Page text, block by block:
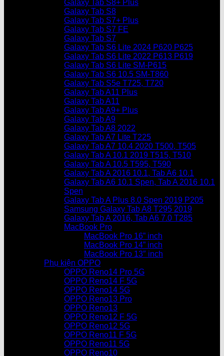
Galaxy Tab S8+ Plus
Galaxy Tab S8
Galaxy Tab S7+ Plus
Galaxy Tab S7 FE
Galaxy Tab S7
Galaxy Tab S6 Lite 2024 P620 P625
Galaxy Tab S6 Lite 2022 P613 P619
Galaxy Tab S6 Lite SM-P615
Galaxy Tab S6 10.5 SM-T860
Galaxy Tab S5e T725, T720
Galaxy Tab A11 Plus
Galaxy Tab A11
Galaxy Tab A9+ Plus
Galaxy Tab A9
Galaxy Tab A8 2022
Galaxy Tab A7 Lite T225
Galaxy Tab A7 10.4 2020 T500, T505
Galaxy Tab A 10.1 2019 T515, T510
Galaxy Tab A 10.5 T595, T590
Galaxy Tab A 2016 10.1, Tab A6 10.1
Galaxy Tab A6 10.1 Spen, Tab A 2016 10.1
Spen
Galaxy Tab A Plus 8.0 Spen 2019 P205
Samsung Galaxy Tab A8 T295 2019
Galaxy Tab A 2016, Tab A6 7.0 T285
MacBook Pro
MacBook Pro 16” inch
MacBook Pro 14” inch
MacBook Pro 13″ inch
Phụ kiện OPPO
OPPO Reno14 Pro 5G
OPPO Reno14 F 5G
OPPO Reno14 5G
OPPO Reno13 Pro
OPPO Reno13
OPPO Reno12 F 5G
OPPO Reno12 5G
OPPO Reno11 F 5G
OPPO Reno11 5G
OPPO Reno10